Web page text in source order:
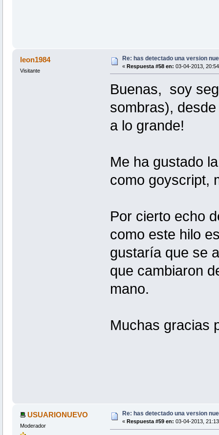
leon1984
Visitante
Re: has detectado una version
« Respuesta #58 en: 03-04-2013,
Buenas, soy
sombras),
a lo grande!
Me ha gustado
como goyscript,
Por cierto echo
como este hilo
gustaría que se
que cambiaron
mano.
Muchas gracias
USUARIONUEVO
Moderador
Re: has detectado una version
« Respuesta #59 en: 03-04-2013,